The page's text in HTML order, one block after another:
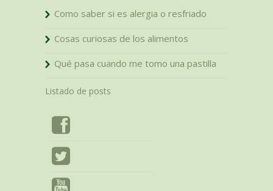
Como saber si es alergia o resfriado
Cosas curiosas de los alimentos
Qué pasa cuando me tomo una pastilla
Listado de posts